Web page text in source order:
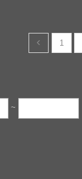
1
~